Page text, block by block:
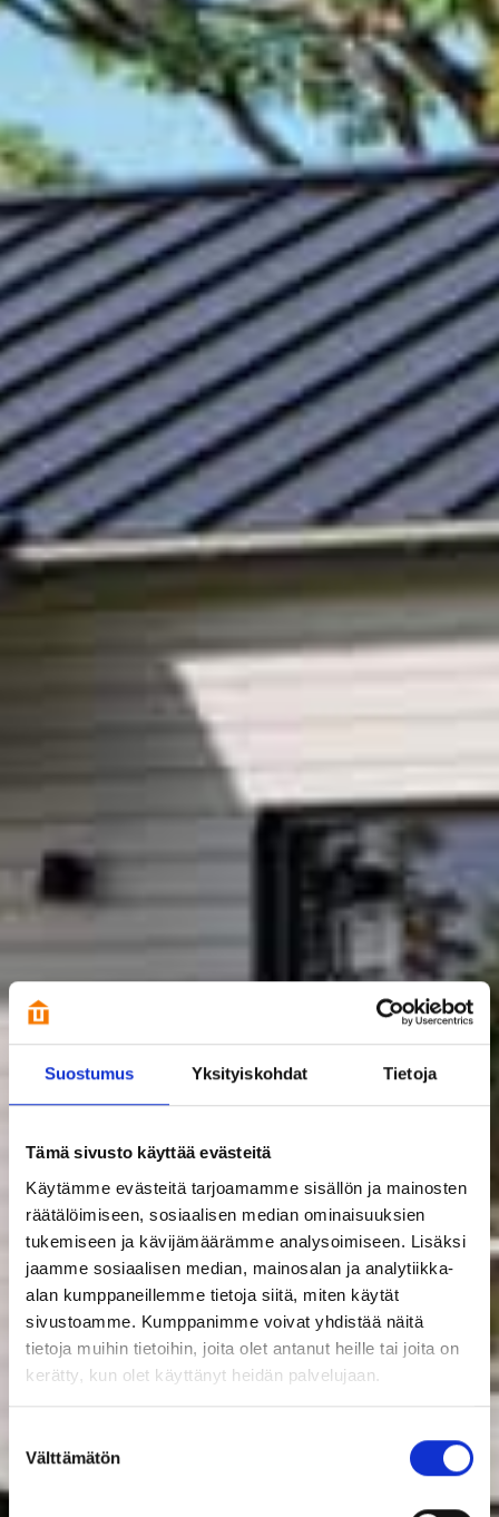
Suostumus Yksityiskohdat Tietoja
Tämä sivusto käyttää evästeitä
Käytämme evästeitä tarjoamamme sisällön ja mainosten
räätälöimiseen, sosiaalisen median ominaisuuksien
tukemiseen ja kävijämäärämme analysoimiseen. Lisäksi
jaamme sosiaalisen median, mainosalan ja analytiikka-
alan kumppaneillemme tietoja siitä, miten käytät
sivustoamme. Kumppanimme voivat yhdistää näitä
tietoja muihin tietoihin, joita olet antanut heille tai joita on
kerätty, kun olet käyttänyt heidän palvelujaan.
valinta
Välttämätön